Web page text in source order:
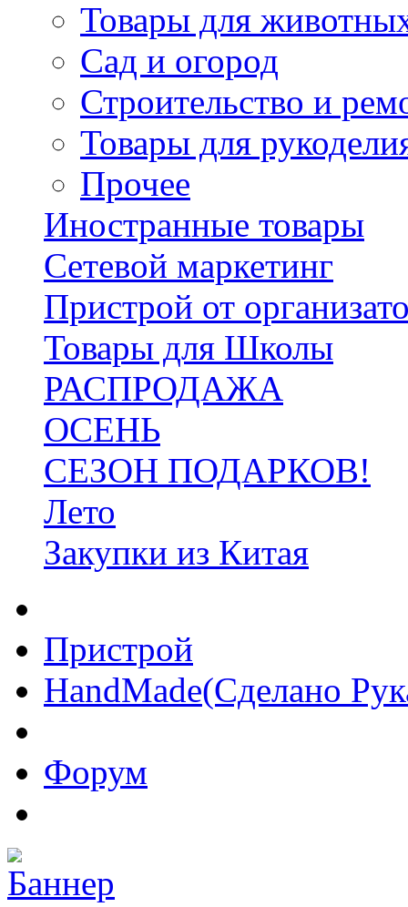
Товары для
Сад и огород
Строительство и
Товары для
Прочее
Иностранные товары
Сетевой маркетинг
Пристрой от
Товары для Школы
РАСПРОДАЖА
ОСЕНЬ
СЕЗОН ПОДАРКОВ!
Лето
Закупки из Китая
Пристрой
HandMade(Сделано
Форум